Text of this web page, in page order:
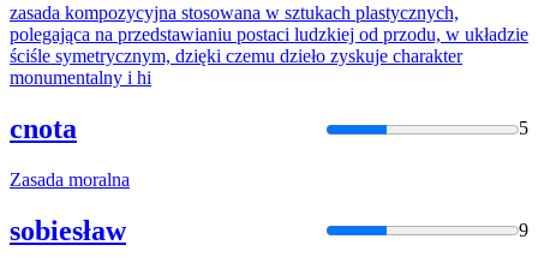
zasada kompozycyjna stosowana w sztukach plastycznych,
polegająca na przedstawianiu postaci ludzkiej od przodu, w układzie
ściśle symetrycznym, dzięki czemu dzieło zyskuje charakter
monumentalny i hi
cnota 5
Zasada moralna
sobiesław 9